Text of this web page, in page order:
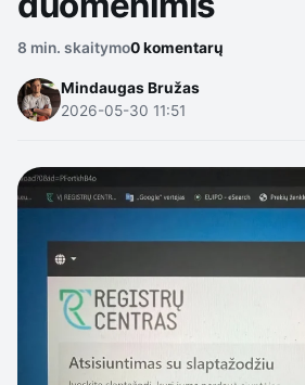
8 min. skaitymo0 komentarų
Mindaugas Bružas
2026-05-30 11:51